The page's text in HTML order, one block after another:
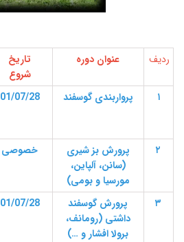
ردیف عنوان دوره
تاریخ
شروع
۱
پرواربندی گوسفند 01/07/28
۲
پرورش بز شیری
(سانن، آلپاین،
مورسیا و بومی)
خصوصی
۳
پرورش گوسفند
داشتی (رومانف،
برولا افشار و …)
01/07/28